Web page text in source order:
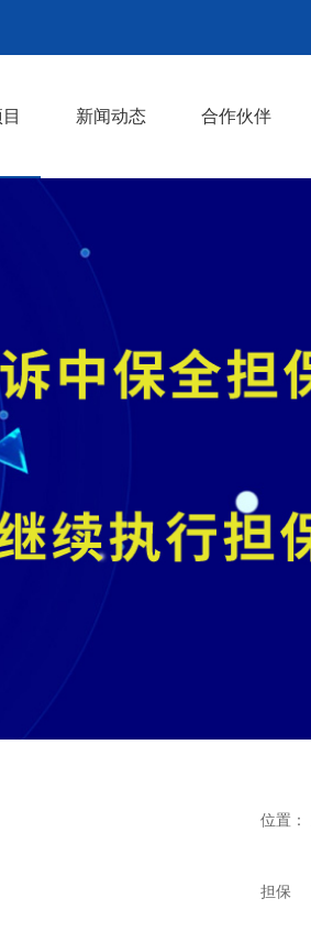
保全担保
保全担保
担保
保函
函
函
资保函
新闻动态 合作伙伴
位置：
担保